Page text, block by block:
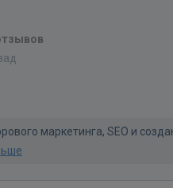
маркетинга, SEO и